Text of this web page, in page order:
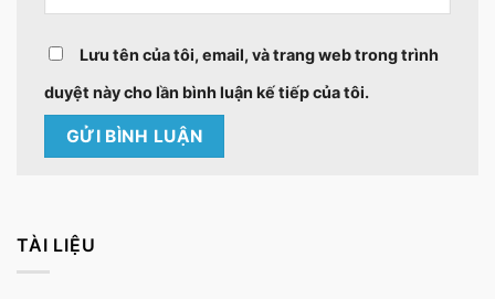
TÀI LIỆU
Lưu tên của tôi, email, và trang web trong trình
duyệt này cho lần bình luận kế tiếp của tôi.